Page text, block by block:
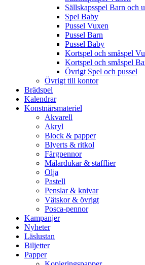
Sällskapsspel Barn och
Spel Baby
Pussel Vuxen
Pussel Barn
Pussel Baby
Kortspel och småspel
Kortspel och småspel
Övrigt Spel och pussel
Övrigt till kontor
Brädspel
Kalendrar
Konstnärsmateriel
Akvarell
Akryl
Block & papper
Blyerts & ritkol
Färgpennor
Målardukar & stafflier
Olja
Pastell
Penslar & knivar
Vätskor & övrigt
Posca-pennor
Kampanjer
Nyheter
Läslustan
Biljetter
Papper